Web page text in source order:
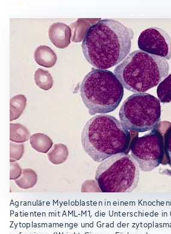
Agranuläre Myeloblasten in einem
Patienten mit AML-M1, die Unterschiede in
Zytoplasmamenge und Grad der